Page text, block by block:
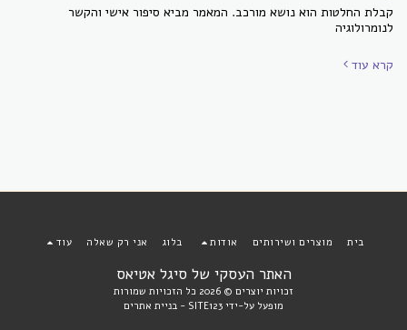
קבלת החלטות הוא נושא מורכב. המאמר מביא סיפור אישי והקשר
לנומרולוגיה
קרא עוד
האתר העסקי של סיגל אטיאס
זכויות יוצרים © 2026 כל הזכויות שמורות
מופעל על-ידי SITE123
- בניית אתרים
בית מוצרים ושירותים אודות בלוג אני רק שאלה עוד